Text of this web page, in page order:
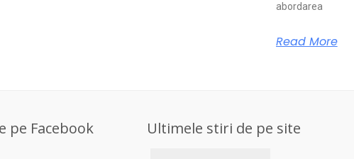
abordarea
Read More
pe Facebook Ultimele stiri de pe site